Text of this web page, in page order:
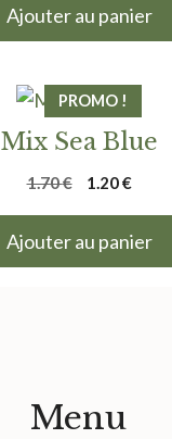
actuel
Ajouter au panier
PROMO !
Mix Sea Blue
1.70€
Le
1.20€Le
actuel
Ajouter au panier
Menu